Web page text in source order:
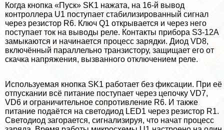
Когда кнопка «Пуск» SK1 нажата, на 16-й вывод
контроллера U1 поступает стабилизированный сигнал
через резистор R6. Ключ Q1 открывается и через него
поступает ток на выводы реле. Контакты прибора S3-12A
замыкаются и начинается процесс зарядки. Диод VD8,
включённый параллельно транзистору, защищает его от
скачка напряжения, вызванного отключением реле.
Используемая кнопка SK1 работает без фиксации. При её
отпускании всё питание поступает через цепочку VD7,
VD6 и ограничительное сопротивление R6. И также
питание подаётся на светодиод LED1 через резистор R1.
Светодиод загорается, сигнализируя, что начат процесс